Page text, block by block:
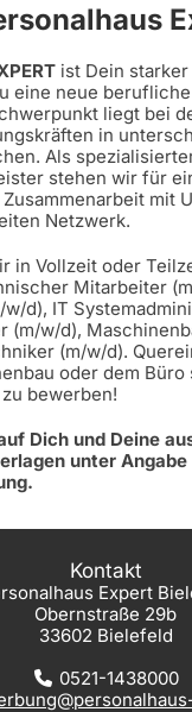
ist Dein
eine neue
liegt bei
in
Als
stehen wir für
mit
Netzwerk.
in Vollzeit oder
Mitarbeiter
d), IT
(m/w/d),
(m/w/d).
oder dem
bewerben!
Dich und Deine
unter Angabe
Kontakt
Expert
Obernstraße 29b
33602 Bielefeld
0521-1438000